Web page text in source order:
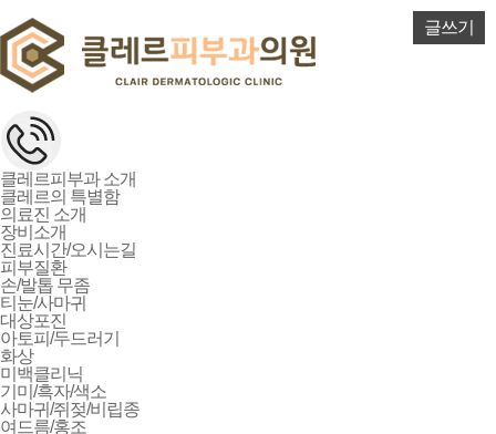
클레르피부과 소개
클레르의 특별함
의료진 소개
장비소개
진료시간/오시는길
피부질환
손/발톱 무좀
티눈/사마귀
대상포진
아토피/두드러기
화상
미백클리닉
기미/흑자/색소
사마귀/쥐젖/비립종
여드름/홍조
글쓰기